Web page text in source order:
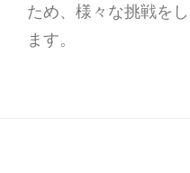
ため、様々な挑戦を
ます。